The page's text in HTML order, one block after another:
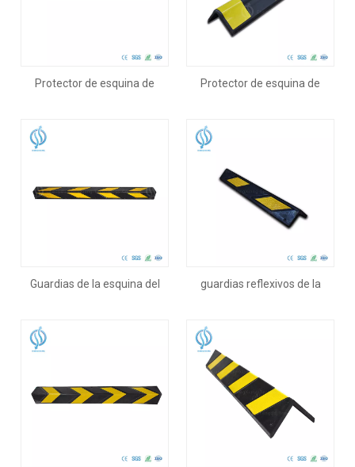
Protector de esquina de
Protector de esquina de
Guardias de la esquina del
guardias reflexivos de la